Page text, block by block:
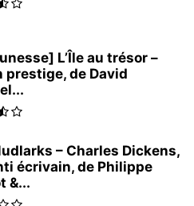
L’Île au trésor –
prestige, de David
– Charles Dickens,
écrivain, de Philippe
&...